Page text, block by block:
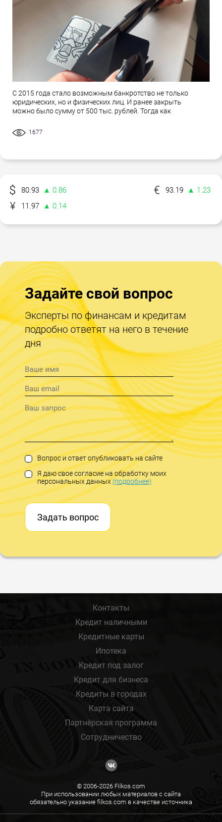
С 2015 года стало возможным банкротство не только
юридических, но и физических лиц. И ранее закрыть
можно было сумму от 500 тыс. рублей. Тогда как
1677
80.93 ▲ 0.86 93.19
▲ 1.23
11.97
▲ 0.14
Задайте свой вопрос
Эксперты по финансам и кредитам
подробно ответят на него в течение
дня
Вопрос и ответ опубликовать на сайте
Я даю свое согласие на обработку моих
персональных данных(подробнее)
Задать вопрос
Контакты
Кредит наличными
Кредитные карты
Ипотека
Кредит под залог
Кредит для бизнеса
Кредиты в городах
Карта сайта
Партнёрская программа
Сотрудничество
© 2006-2026 Filkos.com
При использовании любых материалов с сайта
обязательно указание filkos.com в качестве источника